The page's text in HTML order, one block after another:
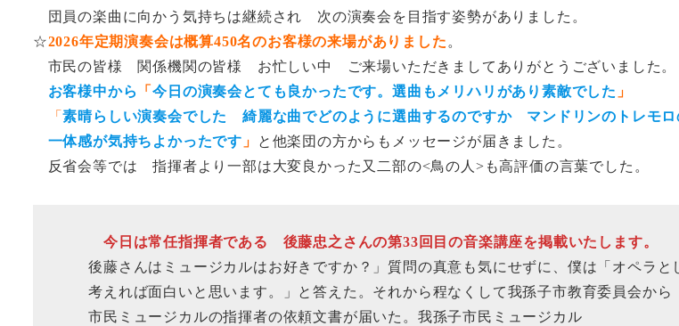
団員の楽曲に向かう気持ちは継続され 次の演奏会を目指す姿勢がありました。
☆2026年定期演奏会は概算450名のお客様の来場がありました 。
市民の皆様 関係機関の皆様 お忙しい中 ご来場いただきましてありがとうございました。
お客様中から
「今日の演奏会とても良かったです。選曲もメリハリがあり素敵でした 」
「素晴らしい演奏会でした 綺麗な曲でどのように選曲するのですか マンドリンのトレモロ
一体感が気持ちよかったです 」
と他楽団の方からもメッセージが届きました。
反省会等では 指揮者より一部は大変良かった又二部の<鳥の人>も高評価の言葉でした。
今日は常任指揮者である 後藤忠之さんの第33回目の音楽講座を掲載いたします。
後藤さんはミュージカルはお好きですか？」質問の真意も気にせずに、僕は「オペラと
考えれば面白いと思います。」と答えた。それから程なくして我孫子市教育委員会から
市民ミュージカルの指揮者の依頼文書が届いた。我孫子市民ミュージカル